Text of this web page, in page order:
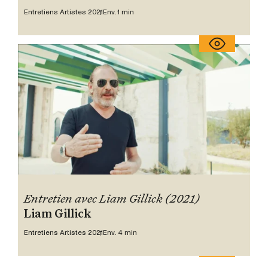
Entretiens Artistes 2021Env. 1 min
Entretien avec Liam Gillick (2021)
Liam Gillick
Entretiens Artistes 2021 Env. 4 min